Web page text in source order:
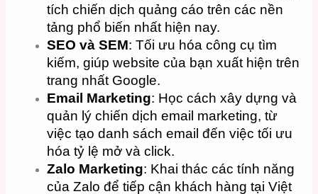
tích chiến dịch quảng cáo trên các nền
tảng phổ biến nhất hiện nay.
SEO và SEM: Tối ưu hóa công cụ tìm
kiếm, giúp website của bạn xuất hiện trên
trang nhất Google.
Email Marketing: Học cách xây dựng và
quản lý chiến dịch email marketing, từ
việc tạo danh sách email đến việc tối ưu
hóa tỷ lệ mở và click.
Zalo Marketing: Khai thác các tính năng
của Zalo để tiếp cận khách hàng tại Việt